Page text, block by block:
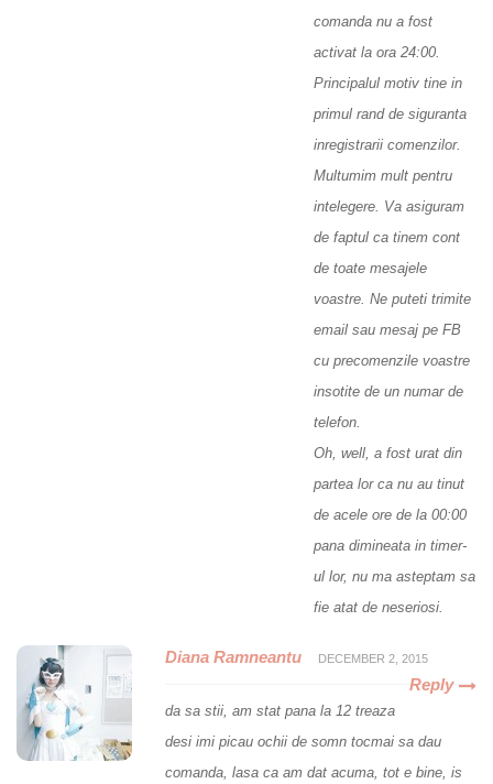
comanda nu a fost
activat la ora 24:00.
Principalul motiv tine in
primul rand de siguranta
inregistrarii comenzilor.
Multumim mult pentru
intelegere. Va asiguram
de faptul ca tinem cont
de toate mesajele
voastre. Ne puteti trimite
email sau mesaj pe FB
cu precomenzile voastre
insotite de un numar de
telefon.
Oh, well, a fost urat din
partea lor ca nu au tinut
de acele ore de la 00:00
pana dimineata in timer-
ul lor, nu ma asteptam sa
fie atat de neseriosi.
Diana Ramneantu DECEMBER 2, 2015
Reply
da sa stii, am stat pana la 12 treaza
desi imi picau ochii de somn tocmai sa dau
comanda, lasa ca am dat acuma, tot e bine, is